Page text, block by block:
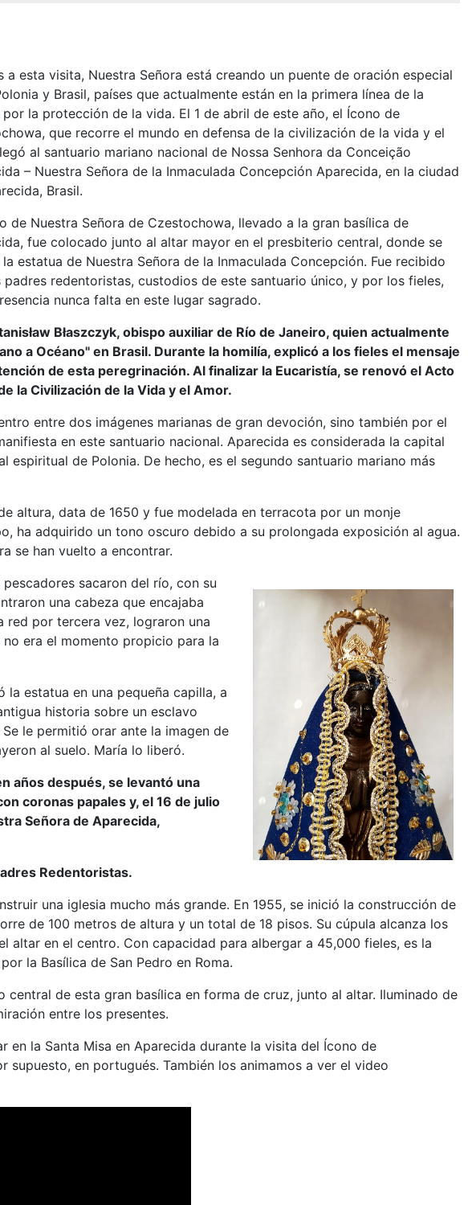
a esta visita, Nuestra Señora está creando un puente de oración especial
y Brasil, países que actualmente están en la primera línea de la
la protección de la vida. El 1 de abril de este año, el Ícono de
que recorre el mundo en defensa de la civilización de la vida y el
al santuario mariano nacional de Nossa Senhora da Conceição
– Nuestra Señora de la Inmaculada Concepción Aparecida, en la ciudad
Brasil.
de Nuestra Señora de Czestochowa, llevado a la gran basílica de
fue colocado junto al altar mayor en el presbiterio central, donde se
estatua de Nuestra Señora de la Inmaculada Concepción. Fue recibido
padres redentoristas, custodios de este santuario único, y por los fieles,
nunca falta en este lugar sagrado.
Błaszczyk, obispo auxiliar de Río de Janeiro, quien actualmente
a Océano" en Brasil. Durante la homilía, explicó a los fieles el mensaje
de esta peregrinación. Al finalizar la Eucaristía, se renovó el Acto
la Civilización de la Vida y el Amor.
entre dos imágenes marianas de gran devoción, sino también por el
en este santuario nacional. Aparecida es considerada la capital
espiritual de Polonia. De hecho, es el segundo santuario mariano más
altura, data de 1650 y fue modelada en terracota por un monje
ha adquirido un tono oscuro debido a su prolongada exposición al agua.
se han vuelto a encontrar.
sacaron del río, con su
una cabeza que encajaba
red por tercera vez, lograron una
era el momento propicio para la
estatua en una pequeña capilla, a
historia sobre un esclavo
le permitió orar ante la imagen de
al suelo. María lo liberó.
años después, se levantó una
coronas papales y, el 16 de julio
Señora de Aparecida,
Redentoristas.
una iglesia mucho más grande. En 1955, se inició la construcción de
de 100 metros de altura y un total de 18 pisos. Su cúpula alcanza los
altar en el centro. Con capacidad para albergar a 45,000 fieles, es la
la Basílica de San Pedro en Roma.
de esta gran basílica en forma de cruz, junto al altar. Iluminado de
entre los presentes.
la Santa Misa en Aparecida durante la visita del Ícono de
en portugués. También los animamos a ver el video